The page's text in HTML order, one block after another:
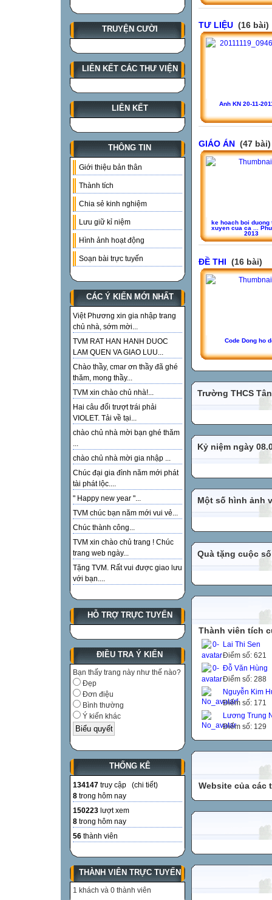
TRUYỆN CƯỜI
LIÊN KẾT CÁC THƯ VIỆN
LIÊN KẾT
THÔNG TIN
Giới thiệu bản thân
Thành tích
Chia sẻ kinh nghiệm
Lưu giữ kỉ niệm
Hình ảnh hoạt động
Soạn bài trực tuyến
CÁC Ý KIẾN MỚI NHẤT
Việt Phương xin gia nhập trang
chủ nhà, sớm mời...
TVM RAT HAN HANH DUOC
LAM QUEN VA GIAO LUU...
Chào thầy, cmar ơn thầy đã ghé
thăm, mong thầy...
TVM xin chào chủ nhà!...
Hai câu đối trượt trái phải
VIOLET. Tải về tại...
chào chủ nhà mời bạn ghé thăm
...
chào chủ nhà mời gia nhập ...
Chúc đại gia đình năm mới phát
tài phát lộc....
" Happy new year "...
TVM chúc bạn năm mới vui vẻ...
Chúc thành công...
TVM xin chào chủ trang ! Chúc
trang web ngày...
Tặng TVM. Rất vui được giao lưu
với bạn....
HỖ TRỢ TRỰC TUYẾN
ĐIỀU TRA Ý KIẾN
Bạn thấy trang này như thế nào?
Đẹp
Đơn điệu
Bình thường
Ý kiến khác
THỐNG KÊ
134147 truy cập (chi tiết)
8 trong hôm nay
150223 lượt xem
8 trong hôm nay
56 thành viên
THÀNH VIÊN TRỰC TUYẾN
1 khách và 0 thành viên
TƯ LIỆU (16 bài)
Anh KN 20-11-
GIÁO ÁN (47 bài)
ke hoach boi duong
xuyen cua ca ...
2013
ĐỀ THI (16 bài)
Code Dong ho
Trường THCS
Kỷ niệm ngày
Một số hình ảnh
Quà tặng cuộc
Thành viên tích
Lai Thi Sen
Điểm số: 621
Đỗ Văn Hùng
Điểm số: 288
Nguyễn Kim
Điểm số: 171
Lương Trung
Điểm số: 129
Website của các